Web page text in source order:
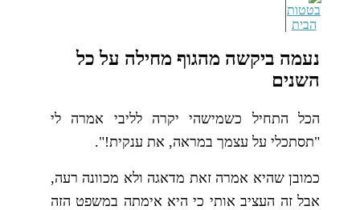
נעמה ביקשה מהגוף מחילה על כל
השנים
הכל התחיל כשמישהי יקרה לליבי אמרה לי
"תסתכלי על עצמך במראה, את ענקית!".
כמובן שהיא אמרה זאת מדאגה ולא מכוונה רעה,
אבל זה העציב אותי כי היא אימתה במשפט הזה